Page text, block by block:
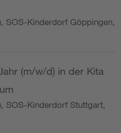
SOS-Kinderdorf Göppingen,
(m/w/d) in der Kita
SOS-Kinderdorf Stuttgart,